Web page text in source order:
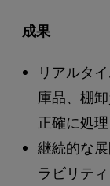
成果
リアルタ
庫品、棚
正確に処理
継続的な
ラビリティ